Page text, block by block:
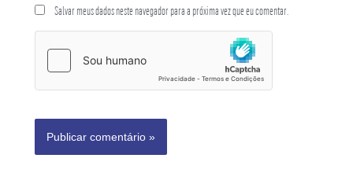
Salvar meus dados neste navegador para a próxima vez que eu comentar.